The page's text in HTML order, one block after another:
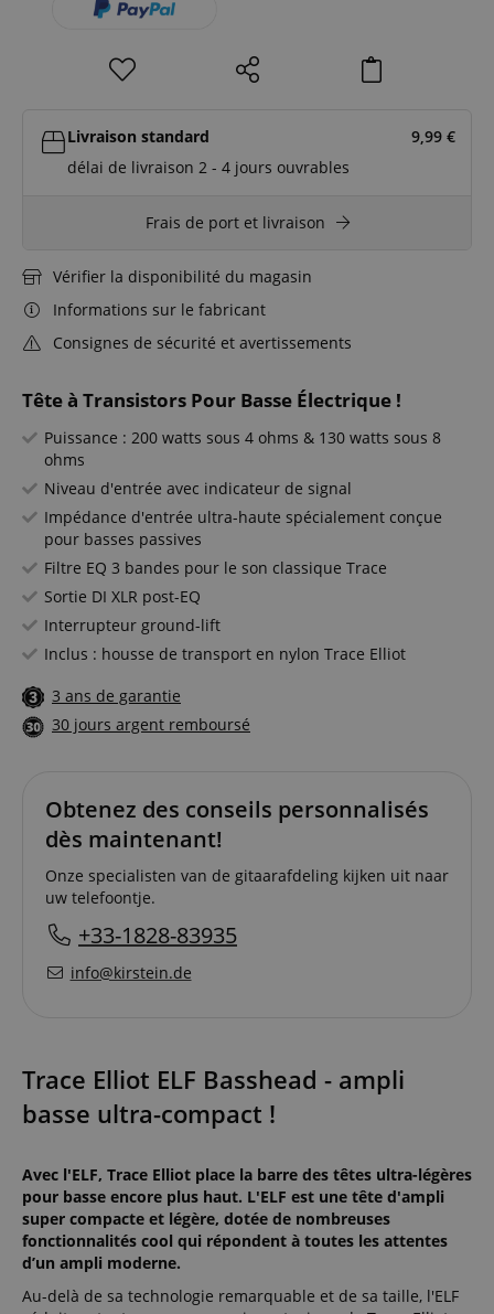
Tête à Transistors Pour Basse Électrique !
Puissance : 200 watts sous 4 ohms & 130 watts sous 8
ohms
Niveau d'entrée avec indicateur de signal
Impédance d'entrée ultra-haute spécialement conçue
pour basses passives
Filtre EQ 3 bandes pour le son classique Trace
Sortie DI XLR post-EQ
Interrupteur ground-lift
Inclus : housse de transport en nylon Trace Elliot
3 ans de garantie
30 jours argent remboursé
Livraison standard 9,99 €
délai de livraison 2 - 4 jours ouvrables
Frais de port et livraison
Vérifier la disponibilité du magasin
Informations sur le fabricant
Consignes de sécurité et avertissements
Obtenez des conseils personnalisés
dès maintenant!
Onze specialisten van de gitaarafdeling kijken uit naar
uw telefoontje.
+33-1828-83935
info@kirstein.de
Trace Elliot ELF Basshead - ampli
basse ultra-compact !
Avec l'ELF, Trace Elliot place la barre des têtes ultra-légères
pour basse encore plus haut. L'ELF est une tête d'ampli
super compacte et légère, dotée de nombreuses
fonctionnalités cool qui répondent à toutes les attentes
d’un ampli moderne.
Au-delà de sa technologie remarquable et de sa taille, l'ELF